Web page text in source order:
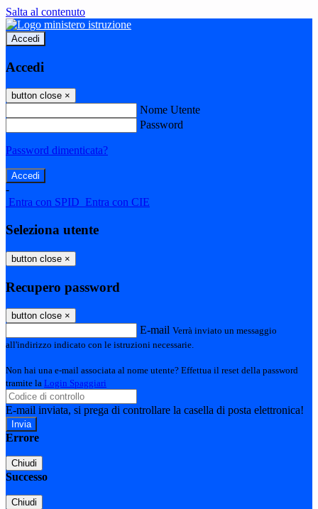
Salta al contenuto
Accedi
Accedi
button close ×
Nome Utente
Password
Password dimenticata?
-
Entra con SPID Entra con CIE
Seleziona utente
button close ×
Recupero password
button close ×
E-mail Verrà inviato un messaggio
all'indirizzo indicato con le istruzioni necessarie.
Non hai una e-mail associata al nome utente? Effettua il reset della password
tramite la Login Spaggiari
E-mail inviata, si prega di controllare la casella di posta elettronica!
Errore
Chiudi
Successo
Chiudi